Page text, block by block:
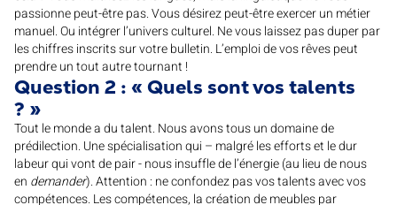
passionne peut-être pas. Vous désirez peut-être exercer un métier
manuel. Ou intégrer l’univers culturel. Ne vous laissez pas duper par
les chiffres inscrits sur votre bulletin. L’emploi de vos rêves peut
prendre un tout autre tournant !
Question 2 : « Quels sont vos talents
? »
Tout le monde a du talent. Nous avons tous un domaine de
prédilection. Une spécialisation qui – malgré les efforts et le dur
labeur qui vont de pair - nous insuffle de l’énergie (au lieu de nous
en demander). Attention : ne confondez pas vos talents avec vos
compétences. Les compétences, la création de meubles par